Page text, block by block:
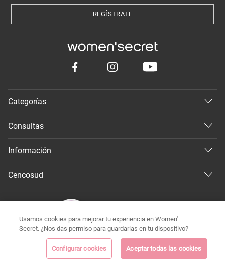
REGÍSTRATE
Categorías
Consultas
Información
Cencosud
Todos los derechos reservados 2026 ©
Usamos cookies para mejorar tu experiencia en Women'
Secret. ¿Nos das permiso para guardarlas en tu dispositivo?
Configurar cookies Aceptar todas las cookies